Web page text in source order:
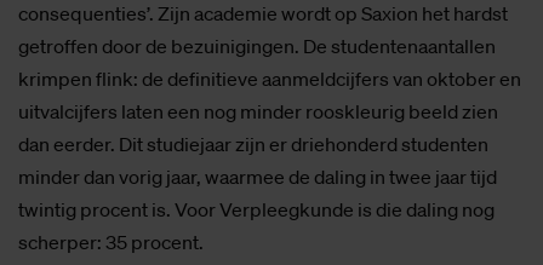
consequenties’. Zijn academie wordt op Saxion het hardst
getroffen door de bezuinigingen. De studentenaantallen
krimpen flink: de definitieve aanmeldcijfers van oktober en
uitvalcijfers laten een nog minder rooskleurig beeld zien
dan eerder. Dit studiejaar zijn er driehonderd studenten
minder dan vorig jaar, waarmee de daling in twee jaar tijd
twintig procent is. Voor Verpleegkunde is die daling nog
scherper: 35 procent.